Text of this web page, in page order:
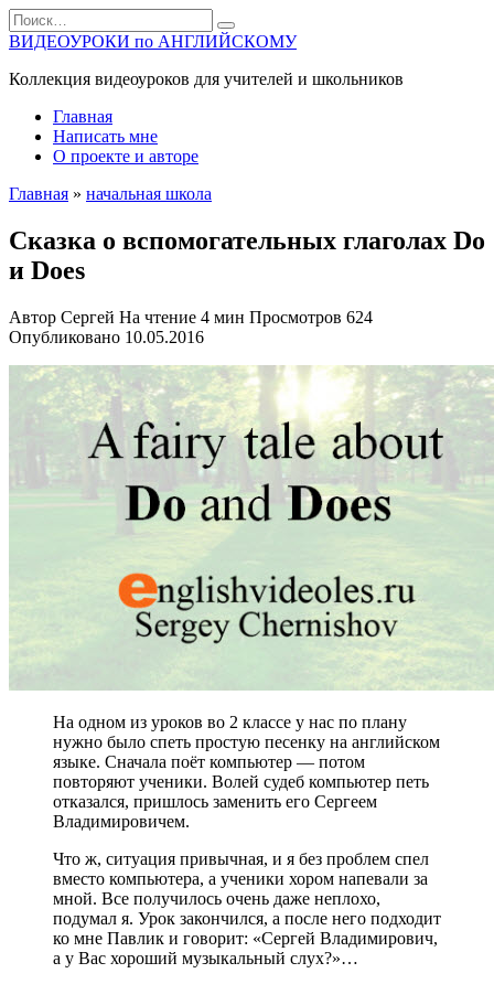
Перейти
к
содержанию
Search
for:
ВИДЕОУРОКИ по АНГЛИЙСКОМУ
Коллекция видеоуроков для учителей и школьников
Главная
Написать мне
О проекте и авторе
Главная » начальная школа
Сказка о вспомогательных глаголах Do
и Does
Автор Сергей На чтение 4 мин Просмотров 624
Опубликовано 10.05.2016
На одном из уроков во 2 классе у нас по плану
нужно было спеть простую песенку на английском
языке. Сначала поёт компьютер — потом
повторяют ученики. Волей судеб компьютер петь
отказался, пришлось заменить его Сергеем
Владимировичем.
Что ж, ситуация привычная, и я без проблем спел
вместо компьютера, а ученики хором напевали за
мной. Все получилось очень даже неплохо,
подумал я. Урок закончился, а после него подходит
ко мне Павлик и говорит: «Сергей Владимирович,
а у Вас хороший музыкальный слух?»…